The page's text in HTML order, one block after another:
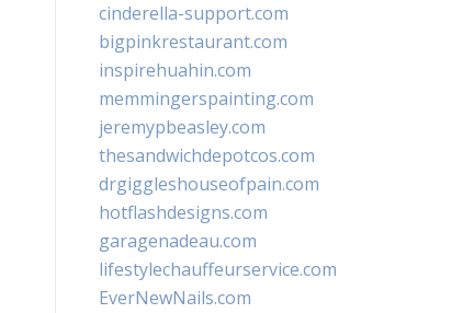
cinderella-support.com
bigpinkrestaurant.com
inspirehuahin.com
memmingerspainting.com
jeremypbeasley.com
thesandwichdepotcos.com
drgiggleshouseofpain.com
hotflashdesigns.com
garagenadeau.com
lifestylechauffeurservice.com
EverNewNails.com